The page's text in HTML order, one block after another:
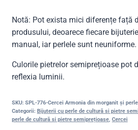
Notă: Pot exista mici diferențe față
produsului, deoarece fiecare
manual, iar perlele sunt neuniforme.
Culorile pietrelor semiprețioase pot
reflexia luminii.
SKU: SPL-776-Cercei Armonia din morganit și perle
Categorii: Bijuterii cu perle de cultură si pietre
perle de cultură si pietre semiprețioase, Cercei